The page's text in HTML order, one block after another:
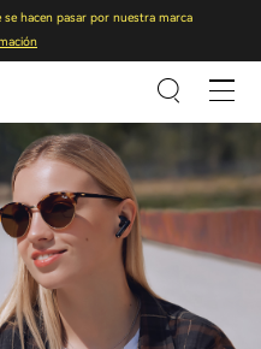
hacen pasar por nuestra marca